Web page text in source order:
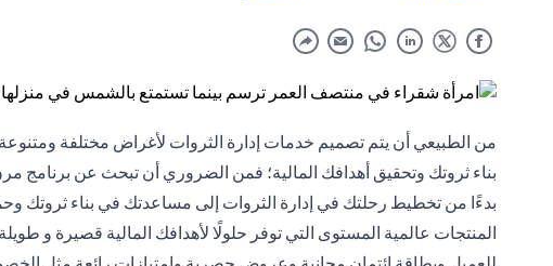
من الطبيعي أن يتم تصميم خدمات إدارة الثروات لأغراض مختلفة
بناء ثروتك وتحقيق أهدافك المالية؛ فمن الضروري أن تبحث عن
بدءًا من تخطيط رحلتك في إدارة الثروات إلى مساعدتك في بناء ثروتك
المنتجات عالمية المستوى التي توفر حلولًا لأهدافك المالية قصيرة و